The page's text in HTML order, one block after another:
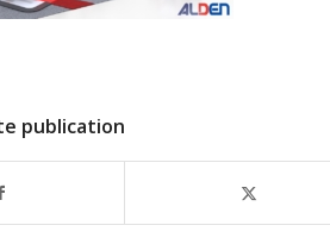
publication